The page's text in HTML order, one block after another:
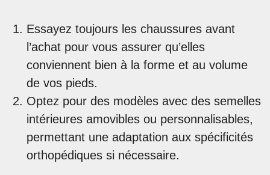
Essayez toujours les chaussures avant
l’achat pour vous assurer qu’elles
conviennent bien à la forme et au volume
de vos pieds.
Optez pour des modèles avec des semelles
intérieures amovibles ou personnalisables,
permettant une adaptation aux spécificités
orthopédiques si nécessaire.